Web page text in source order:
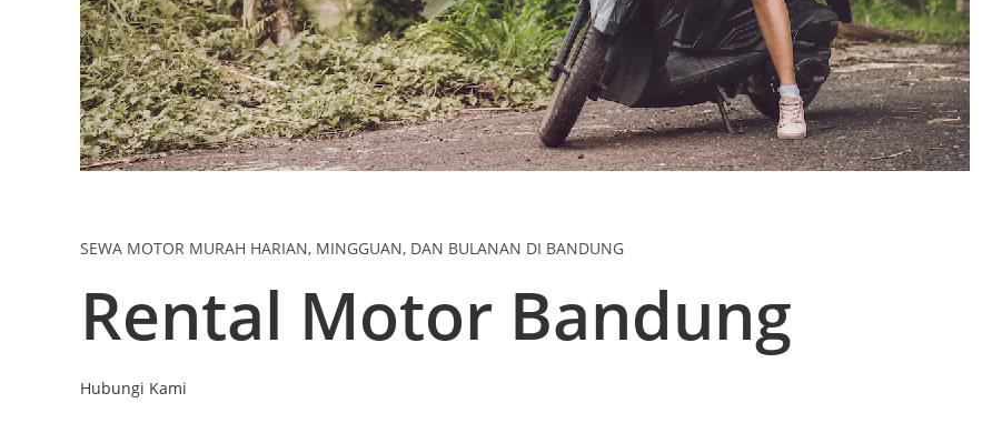
SEWA MOTOR MURAH HARIAN, MINGGUAN, DAN BULANAN DI BANDUNG
Rental Motor Bandung
Hubungi Kami